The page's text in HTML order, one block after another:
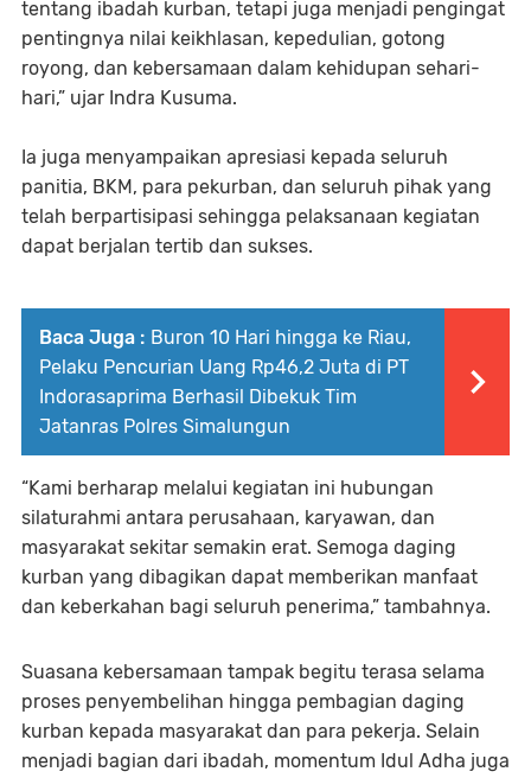
tentang ibadah kurban, tetapi juga menjadi pengingat
pentingnya nilai keikhlasan, kepedulian, gotong
royong, dan kebersamaan dalam kehidupan sehari-
hari,” ujar Indra Kusuma.
Ia juga menyampaikan apresiasi kepada seluruh
panitia, BKM, para pekurban, dan seluruh pihak yang
telah berpartisipasi sehingga pelaksanaan kegiatan
dapat berjalan tertib dan sukses.
Baca Juga : Buron 10 Hari hingga ke Riau,
Pelaku Pencurian Uang Rp46,2 Juta di PT
Indorasaprima Berhasil Dibekuk Tim
Jatanras Polres Simalungun
“Kami berharap melalui kegiatan ini hubungan
silaturahmi antara perusahaan, karyawan, dan
masyarakat sekitar semakin erat. Semoga daging
kurban yang dibagikan dapat memberikan manfaat
dan keberkahan bagi seluruh penerima,” tambahnya.
Suasana kebersamaan tampak begitu terasa selama
proses penyembelihan hingga pembagian daging
kurban kepada masyarakat dan para pekerja. Selain
menjadi bagian dari ibadah, momentum Idul Adha juga